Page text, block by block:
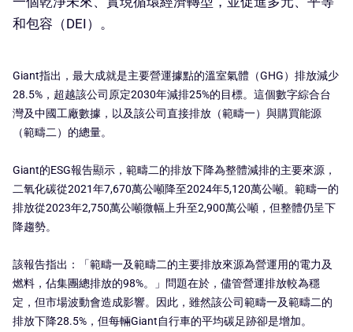
和包容（DEI）。
Giant指出，最大成就是主要營運據點的溫室氣體（GHG）排放減少
28.5%，超越該公司原定2030年減排25%的目標。這個數字綜合台
灣及中國工廠數據，以及該公司直接排放（範疇一）與購買能源
（範疇二）的總量。
Giant的ESG報告顯示，範疇二的排放下降為整體減排的主要來源，
二氧化碳從2021年7,670萬公噸降至2024年5,120萬公噸。範疇一的
排放從2023年2,750萬公噸微幅上升至2,900萬公噸，但整體仍呈下
降趨勢。
該報告指出：「範疇一及範疇二的主要排放來源為營運用的電力及
燃料，佔集團總排放的98%。」問題在於，儘管營運排放較為穩
定，但市場波動會造成影響。因此，雖然該公司範疇一及範疇二的
排放下降28.5%，但每輛Giant自行車的平均碳足跡卻是增加。